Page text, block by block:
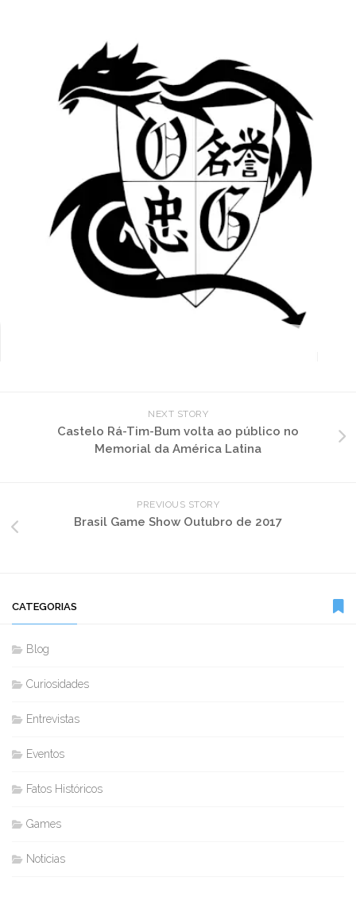
NEXT STORY
Castelo Rá-Tim-Bum volta ao público no
Memorial da América Latina
PREVIOUS STORY
Brasil Game Show Outubro de 2017
CATEGORIAS
Blog
Curiosidades
Entrevistas
Eventos
Fatos Históricos
Games
Noticias